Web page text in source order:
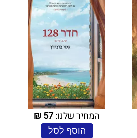
המחיר שלנו:57
₪
הוסף לסל